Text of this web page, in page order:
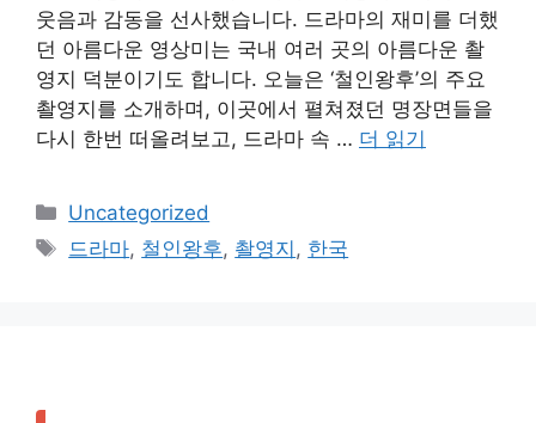
웃음과 감동을 선사했습니다. 드라마의 재미를 더했
던 아름다운 영상미는 국내 여러 곳의 아름다운 촬
영지 덕분이기도 합니다. 오늘은 ‘철인왕후’의 주요
촬영지를 소개하며, 이곳에서 펼쳐졌던 명장면들을
다시 한번 떠올려보고, 드라마 속 … 더 읽기
카
테
Uncategorized
태
드라마, 철인왕후, 촬영지 , 한국